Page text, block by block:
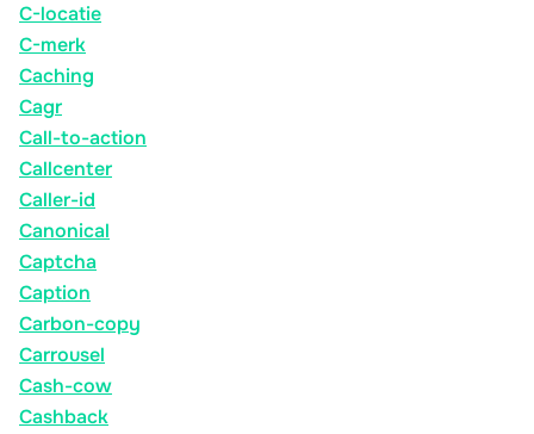
C-locatie
C-merk
Caching
Cagr
Call-to-action
Callcenter
Caller-id
Canonical
Captcha
Caption
Carbon-copy
Carrousel
Cash-cow
Cashback